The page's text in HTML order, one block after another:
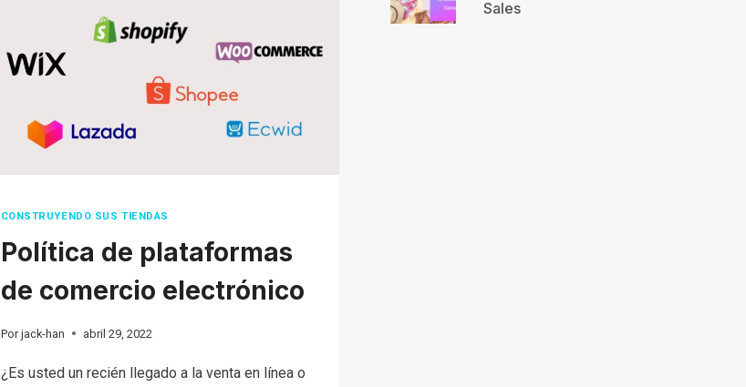
CONSTRUYENDO SUS TIENDAS
Política de plataformas
de comercio electrónico
Por jack-han abril 29, 2022
¿Es usted un recién llegado a la venta en línea o
Sales